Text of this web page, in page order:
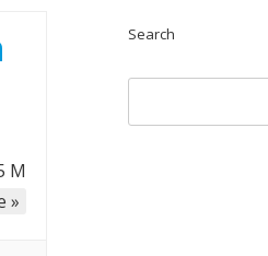
M
»
Search